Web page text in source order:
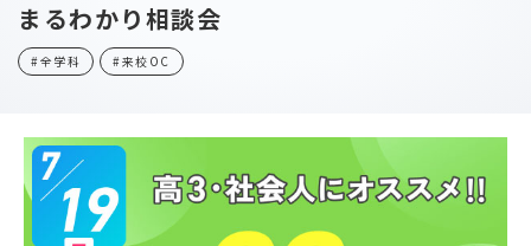
まるわかり相談会
#全学科 #来校OC